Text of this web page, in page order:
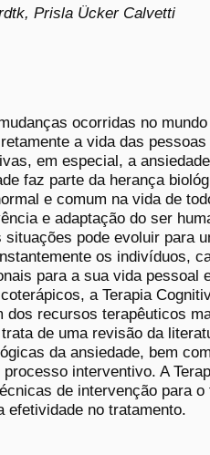
Prisla Ücker Calvetti
ocorridas no
a vida das
em especial, a
faz parte da herança
e comum na vida de
e adaptação do ser
situações pode evoluir para
os indivíduos,
para a sua vida pessoal
a Terapia
dos recursos terapêuticos
de uma revisão da
da ansiedade, bem
interventivo. A
de intervenção para
efetividade no tratamento.